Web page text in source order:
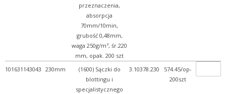
przeznaczenia,
absorpcja
70mm/10min,
grubość 0,48mm,
waga 250g/m², śr.220
mm, opak. 200 szt
101631143043 230mm
(1600) Sączki do
blottingu i
specjalistycznego
3.10378.230
574.45/op-
200szt